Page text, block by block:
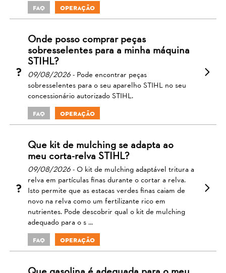
FAQ Operação
Onde posso comprar peças
sobresselentes para a minha máquina
STIHL?
09/08/2026- Pode encontrar peças
sobresselentes para o seu aparelho STIHL no seu
concessionário autorizado STIHL.
FAQ Operação
Que kit de mulching se adapta ao
meu corta-relva STIHL?
09/08/2026- O kit de mulching adaptável tritura a
relva em partículas finas durante o cortar a relva.
Isto permite que as estacas verdes finas caiam de
novo na relva como um fertilizante rico em
nutrientes. Pode descobrir qual o kit de mulching
adequado para o s ...
FAQ Operação